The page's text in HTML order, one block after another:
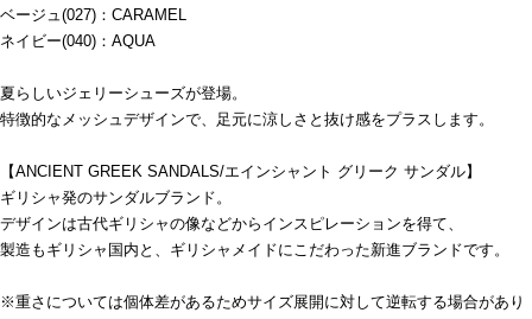
ベージュ(027)：CARAMEL
ネイビー(040)：AQUA
夏らしいジェリーシューズが登場。
特徴的なメッシュデザインで、足元に涼しさと抜け感をプラスします。
【ANCIENT GREEK SANDALS/エインシャント グリーク サンダル】
ギリシャ発のサンダルブランド。
デザインは古代ギリシャの像などからインスピレーションを得て、
製造もギリシャ国内と、ギリシャメイドにこだわった新進ブランドです。
※重さについては個体差があるためサイズ展開に対して逆転する場合があり